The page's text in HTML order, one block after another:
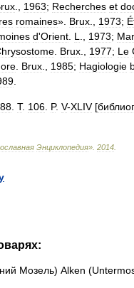
1963; Recherches et
romaines». Brux 1973;
d'Orient L 1973;
Brux 1977; Le
Brux 1985; Hagiologie
T. 106 P. V-XLIV[
Энциклопедия» 2014
Мозель) Alken